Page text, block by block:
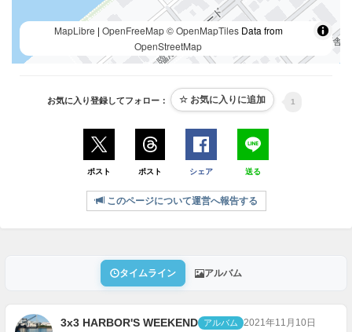
MapLibre | OpenFreeMap © OpenMapTilesData from
OpenStreetMap
お気に入り登録してフォロー： 1
ポスト ポスト シェア 送る
このページについて運営へ報告する
タイムライン アルバム